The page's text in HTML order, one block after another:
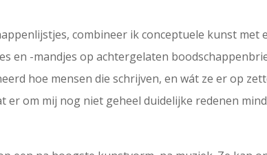
combineer ik conceptuele kunst
en -mandjes op achtergelaten
hoe mensen die schrijven, en wát ze er op
er om mij nog niet geheel duidelijke redenen